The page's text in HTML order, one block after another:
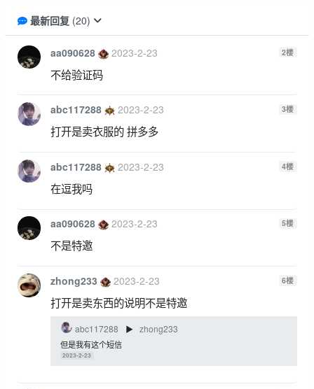
最新回复(20)
aa090628 2023-2-23 2楼
不给验证码
abc117288 2023-2-23 3楼
打开是卖衣服的 拼多多
abc117288 2023-2-23 4楼
在逗我吗
aa090628 2023-2-23 5楼
不是特邀
zhong233 2023-2-23 6楼
打开是卖东西的说明不是特邀
abc117288 ▶zhong233
但是我有这个短信
2023-2-23